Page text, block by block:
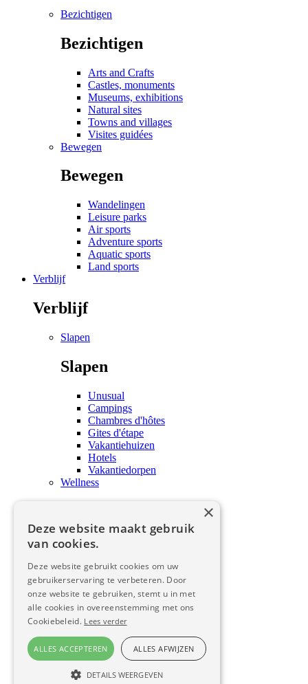
Bezichtigen
Bezichtigen
Arts and Crafts
Castles, monuments
Museums, exhibitions
Natural sites
Towns and villages
Visites guidées
Bewegen
Bewegen
Wandelingen
Leisure parks
Air sports
Adventure sports
Aquatic sports
Land sports
Verblijf
Verblijf
Slapen
Slapen
Unusual
Campings
Chambres d'hôtes
Gites d'étape
Vakantiehuizen
Hotels
Vakantiedorpen
Wellness
Behandelingen en wellness
Proeven
Proeven
Proeven
Fermes auberges
×
Deze website maakt gebruik
van cookies.
Deze website gebruikt cookies om uw
gebruikerservaring te verbeteren. Door
onze website te gebruiken, stemt u in met
alle cookies in overeenstemming met ons
Cookiebeleid. Lees verder
ALLES ACCEPTEREN ALLES AFWIJZEN
DETAILS WEERGEVEN